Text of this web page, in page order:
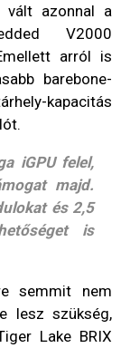
azonnal a
V2000
arról is
barebone-
kapacitás
iGPU felel,
majd.
és 2,5
is
semmit nem
lesz szükség,
Lake BRIX